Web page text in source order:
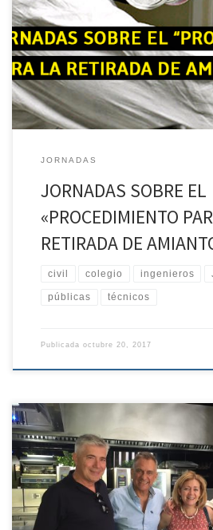
organiza esta Jornada gratuita sobre el
retirada de amianto”, con objeto de
sector de los pasos a seguir para
[…]
JORNADAS
JORNADAS SOBRE EL
«PROCEDIMIENTO
RETIRADA DE
civil colegio ingenieros
públicas técnicos
Publicada octubre 20, 2017
Os informamos que el primer
de Fotografías de este año ya ha sido
Os dejamos una pequeña muestra, y el
agradeciemiento recibido:«Sólo quiero